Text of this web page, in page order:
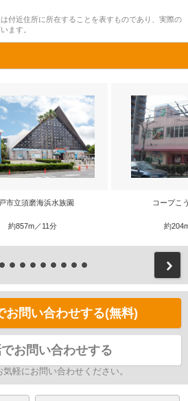
付近住所に所在することを表すものであり、実際の
ます。
市立須磨海浜水族園
約857m／11分
コープこ
約
お問い合わせする(無料)
お問い合わせする
軽にお問い合わせください。